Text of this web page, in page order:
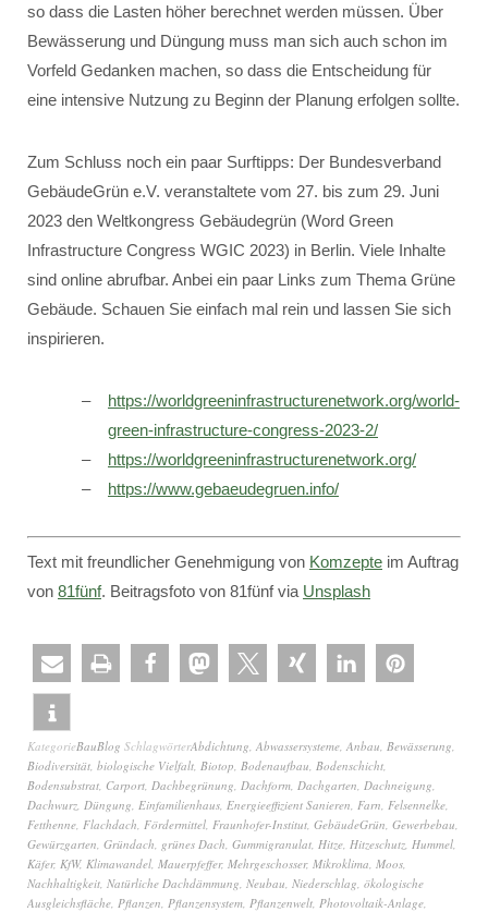
so dass die Lasten höher berechnet werden müssen. Über
Bewässerung und Düngung muss man sich auch schon im
Vorfeld Gedanken machen, so dass die Entscheidung für
eine intensive Nutzung zu Beginn der Planung erfolgen sollte.
Zum Schluss noch ein paar Surftipps: Der Bundesverband
GebäudeGrün e.V. veranstaltete vom 27. bis zum 29. Juni
2023 den Weltkongress Gebäudegrün (Word Green
Infrastructure Congress WGIC 2023) in Berlin. Viele Inhalte
sind online abrufbar. Anbei ein paar Links zum Thema Grüne
Gebäude. Schauen Sie einfach mal rein und lassen Sie sich
inspirieren.
https://worldgreeninfrastructurenetwork.org/world-
green-infrastructure-congress-2023-2/
https://worldgreeninfrastructurenetwork.org/
https://www.gebaeudegruen.info/
Text mit freundlicher Genehmigung von Komzepte im Auftrag
von 81fünf. Beitragsfoto von 81fünf via Unsplash
KategorieBauBlog SchlagwörterAbdichtung, Abwassersysteme, Anbau, Bewässerung,
Biodiversität, biologische Vielfalt, Biotop, Bodenaufbau, Bodenschicht,
Bodensubstrat, Carport, Dachbegrünung, Dachform, Dachgarten, Dachneigung,
Dachwurz, Düngung, Einfamilienhaus, Energieeffizient Sanieren, Farn, Felsennelke,
Fetthenne, Flachdach, Fördermittel, Fraunhofer-Institut, GebäudeGrün, Gewerbebau,
Gewürzgarten, Gründach, grünes Dach, Gummigranulat, Hitze, Hitzeschutz, Hummel,
Käfer, KfW, Klimawandel, Mauerpfeffer, Mehrgeschosser, Mikroklima, Moos,
Nachhaltigkeit, Natürliche Dachdämmung, Neubau, Niederschlag, ökologische
Ausgleichsfläche, Pflanzen, Pflanzensystem, Pflanzenwelt, Photovoltaik-Anlage,